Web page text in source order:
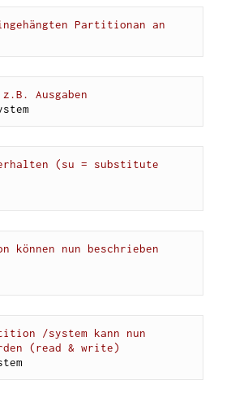
Partitionan an
Ausgaben
(su = substitute
nun beschrieben
/system kann nun
(read & write)